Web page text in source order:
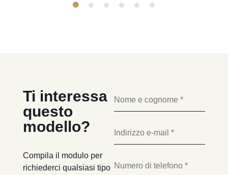
Ti interessa
questo
modello?
Compila il modulo per
richiederci qualsiasi tipo